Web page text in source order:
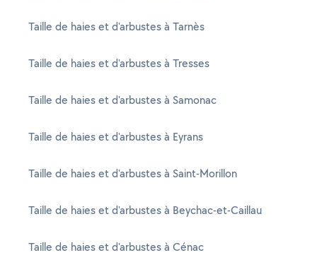
Taille de haies et d'arbustes à Tarnès
Taille de haies et d'arbustes à Tresses
Taille de haies et d'arbustes à Samonac
Taille de haies et d'arbustes à Eyrans
Taille de haies et d'arbustes à Saint-Morillon
Taille de haies et d'arbustes à Beychac-et-Caillau
Taille de haies et d'arbustes à Cénac